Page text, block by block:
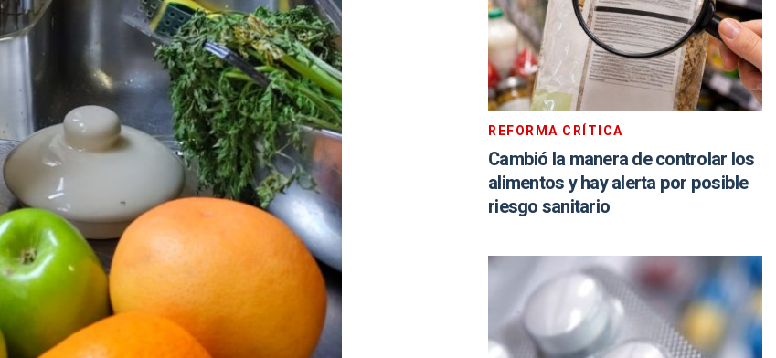
REFORMA CRÍTICA
Cambió la manera de controlar los
alimentos y hay alerta por posible
riesgo sanitario